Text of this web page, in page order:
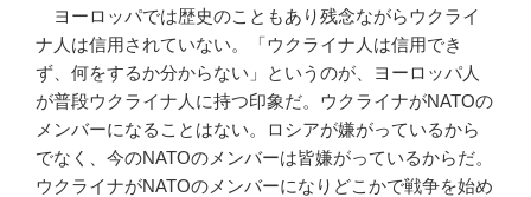
ヨーロッパでは歴史のこともあり残念ながらウクライ
ナ人は信用されていない。「ウクライナ人は信用でき
ず、何をするか分からない」というのが、ヨーロッパ人
が普段ウクライナ人に持つ印象だ。ウクライナがNATOの
メンバーになることはない。ロシアが嫌がっているから
でなく、今のNATOのメンバーは皆嫌がっているからだ。
ウクライナがNATOのメンバーになりどこかで戦争を始め